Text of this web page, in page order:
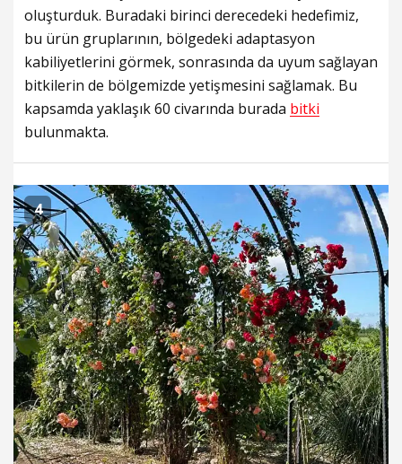
oluşturduk. Buradaki birinci derecedeki hedefimiz,
bu ürün gruplarının, bölgedeki adaptasyon
kabiliyetlerini görmek, sonrasında da uyum sağlayan
bitkilerin de bölgemizde yetişmesini sağlamak. Bu
kapsamda yaklaşık 60 civarında burada bitki
bulunmakta.
4